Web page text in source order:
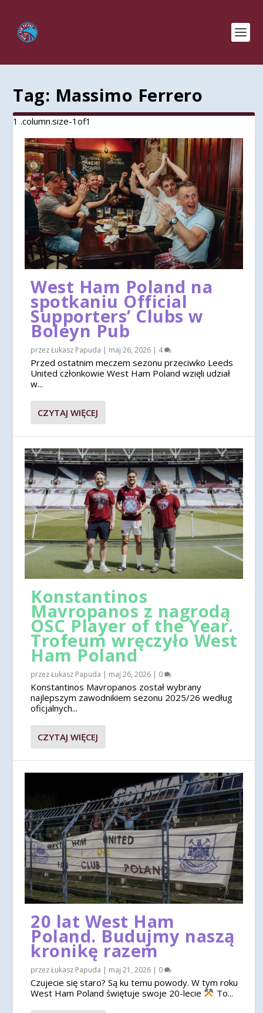
Tag: Massimo Ferrero
West Ham Poland na
spotkaniu Official
Supporters’ Clubs w
Boleyn Pub
przezŁukasz Papuda | maj 26, 2026 | 4
Przed ostatnim meczem sezonu przeciwko Leeds
United członkowie West Ham Poland wzięli udział
w...
CZYTAJ WIĘCEJ
Konstantinos
Mavropanos z nagrodą
OSC Player of the Year.
Trofeum wręczyło West
Ham Poland
przezŁukasz Papuda | maj 26, 2026 | 0
Konstantinos Mavropanos został wybrany
najlepszym zawodnikiem sezonu 2025/26 według
oficjalnych...
CZYTAJ WIĘCEJ
20 lat West Ham
Poland. Budujmy naszą
kronikę razem
przezŁukasz Papuda | maj 21, 2026 | 0
Czujecie się staro? Są ku temu powody. W tym roku
West Ham Poland świętuje swoje 20-lecie
To...